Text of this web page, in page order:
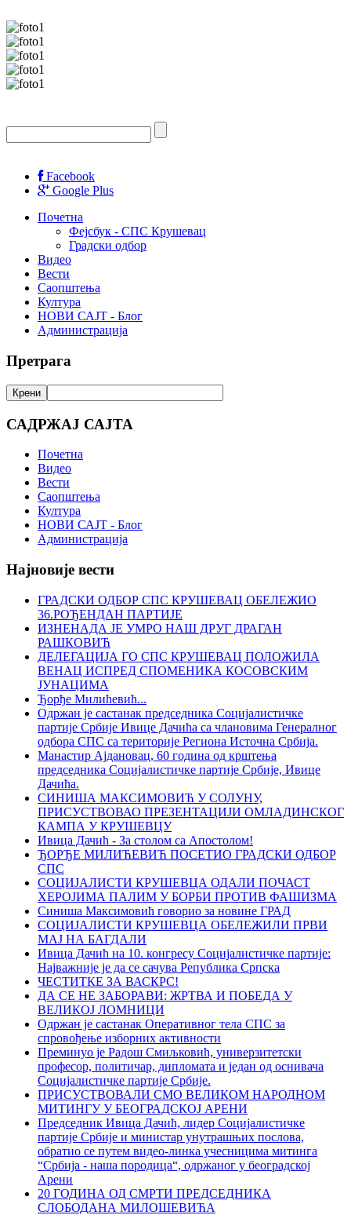
Facebook
Google Plus
Почетна
Фејсбук - СПС Крушевац
Градски одбор
Видео
Вести
Саопштења
Култура
НОВИ САЈТ - Блог
Администрација
Претрага
САДРЖАЈ САЈТА
Почетна
Видео
Вести
Саопштења
Култура
НОВИ САЈТ - Блог
Администрација
Најновије вести
ГРАДСКИ ОДБОР СПС КРУШЕВАЦ ОБЕЛЕЖИО
36.РОЂЕНДАН ПАРТИЈЕ
ИЗНЕНАДА ЈЕ УМРО НАШ ДРУГ ДРАГАН
РАШКОВИЋ
ДЕЛЕГАЦИЈА ГО СПС КРУШЕВАЦ ПОЛОЖИЛА
ВЕНАЦ ИСПРЕД СПОМЕНИКА КОСОВСКИМ
ЈУНАЦИМА
Ђорђе Милићевић...
Одржан је састанак председника Социјалистичке
партије Србије Ивице Дачића са члановима Генералног
одбора СПС са територије Региона Источна Србија.
Манастир Ајдановац, 60 година од крштења
председника Социјалистичке партије Србије, Ивице
Дачића.
СИНИША МАКСИМОВИЋ У СОЛУНУ,
ПРИСУСТВОВАО ПРЕЗЕНТАЦИЈИ ОМЛАДИНСКОГ
КАМПА У КРУШЕВЦУ
Ивица Дачић - За столом са Апостолом!
ЂОРЂЕ МИЛИЋЕВИЋ ПОСЕТИО ГРАДСКИ ОДБОР
СПС
СОЦИЈАЛИСТИ КРУШЕВЦА ОДАЛИ ПОЧАСТ
ХЕРОЈИМА ПАЛИМ У БОРБИ ПРОТИВ ФАШИЗМА
Синиша Максимовић говорио за новине ГРАД
СОЦИЈАЛИСТИ КРУШЕВЦА ОБЕЛЕЖИЛИ ПРВИ
МАЈ НА БАГДАЛИ
Ивица Дачић на 10. конгресу Социјалистичке партије:
Најважније је да се сачува Република Српска
ЧЕСТИТКЕ ЗА ВАСКРС!
ДА СЕ НЕ ЗАБОРАВИ: ЖРТВА И ПОБЕДА У
ВЕЛИКОЈ ЛОМНИЦИ
Oдржан је састанак Оперативног тела СПС за
спровођење изборних активности
Преминуо је Радош Смиљковић, универзитетски
професор, политичар, дипломата и један од оснивача
Социјалистичке партије Србије.
ПРИСУСТВОВАЛИ СМО ВЕЛИКОМ НАРОДНОМ
МИТИНГУ У БЕОГРАДСКОЈ АРЕНИ
Председник Ивица Дачић, лидер Социјалистичке
партије Србије и министар унутрашњих послова,
обратио се путем видео-линка учесницима митинга
“Србија - наша породица“, одржаног у београдској
Арени
20 ГОДИНА ОД СМРТИ ПРЕДСЕДНИКА
СЛОБОДАНА МИЛОШЕВИЋА